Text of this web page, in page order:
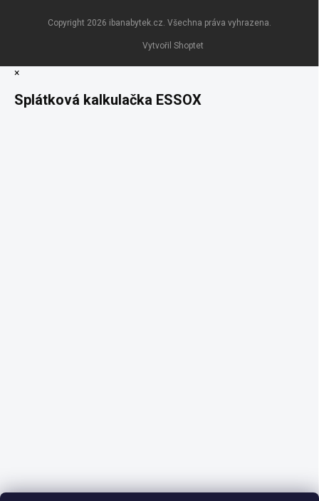
Vytvořil Shoptet
Copyright 2026 ibanabytek.cz. Všechna práva vyhrazena.
×
Splátková kalkulačka ESSOX